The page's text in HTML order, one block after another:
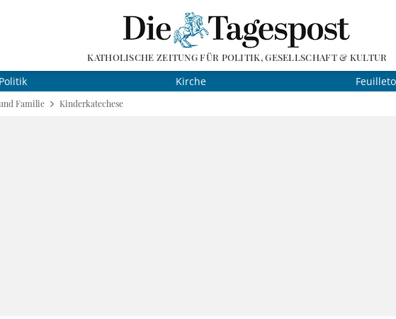
KATHOLISCHE ZEITUNG FÜR POLITIK, GESELLSCHAFT & KULTUR
Politik Kirche
Familie Kinderkatechese